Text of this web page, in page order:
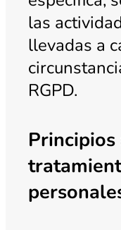
las
llevadas a
RGPD.